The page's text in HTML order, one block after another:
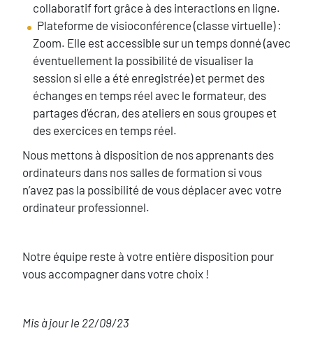
collaboratif fort grâce à des interactions en ligne.
Plateforme de visioconférence (classe virtuelle) :
Zoom. Elle est accessible sur un temps donné (avec
éventuellement la possibilité de visualiser la
session si elle a été enregistrée) et permet des
échanges en temps réel avec le formateur, des
partages d’écran, des ateliers en sous groupes et
des exercices en temps réel.
Nous mettons à disposition de nos apprenants des
ordinateurs dans nos salles de formation si vous
n’avez pas la possibilité de vous déplacer avec votre
ordinateur professionnel.
Notre équipe reste à votre entière disposition pour
vous accompagner dans votre choix !
Mis à jour le 22/09/23